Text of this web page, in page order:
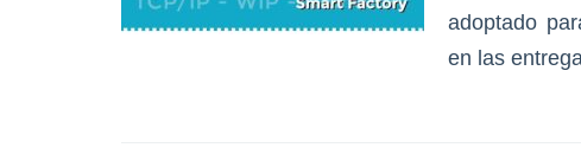
adoptado
en las